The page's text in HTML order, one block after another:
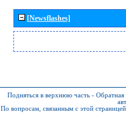
[Newsflashes]
Подняться в верхнюю часть - Обратная
По вопросам, связанным с этой